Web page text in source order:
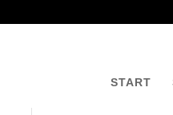
START